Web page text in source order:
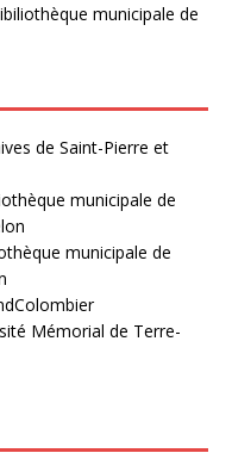
municipale de
de Saint-Pierre et
municipale de
municipale de
Mémorial de Terre-